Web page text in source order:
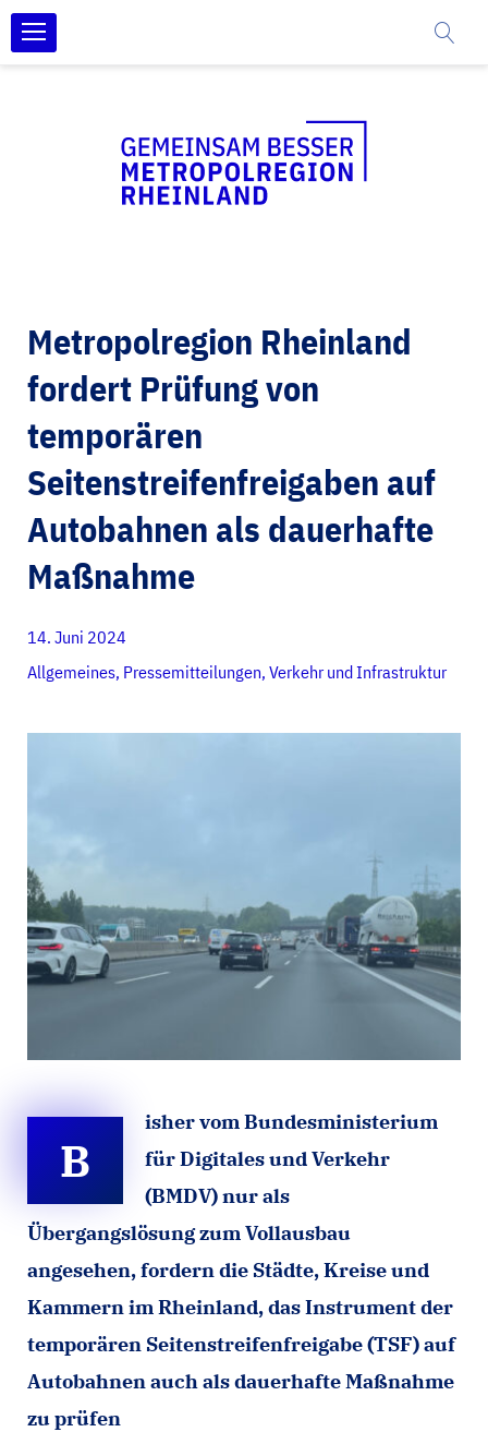
Zum
Inhalt
Metropolregion Rheinland
fordert Prüfung von
temporären
Seitenstreifenfreigaben auf
Autobahnen als dauerhafte
Maßnahme
14. Juni 2024
Allgemeines, Pressemitteilungen, Verkehr und Infrastruktur
B
isher vom Bundesministerium
für Digitales und Verkehr
(BMDV) nur als
Übergangslösung zum Vollausbau
angesehen, fordern die Städte, Kreise und
Kammern im Rheinland, das Instrument der
temporären Seitenstreifenfreigabe (TSF) auf
Autobahnen auch als dauerhafte Maßnahme
zu prüfen